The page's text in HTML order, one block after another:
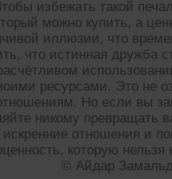
избежать такой
можно купить, а
иллюзии, что
что истинная дружба
ресурсами. Это не
Но если вы
никому
искренние отношения и
которую нельзя
© Айдар